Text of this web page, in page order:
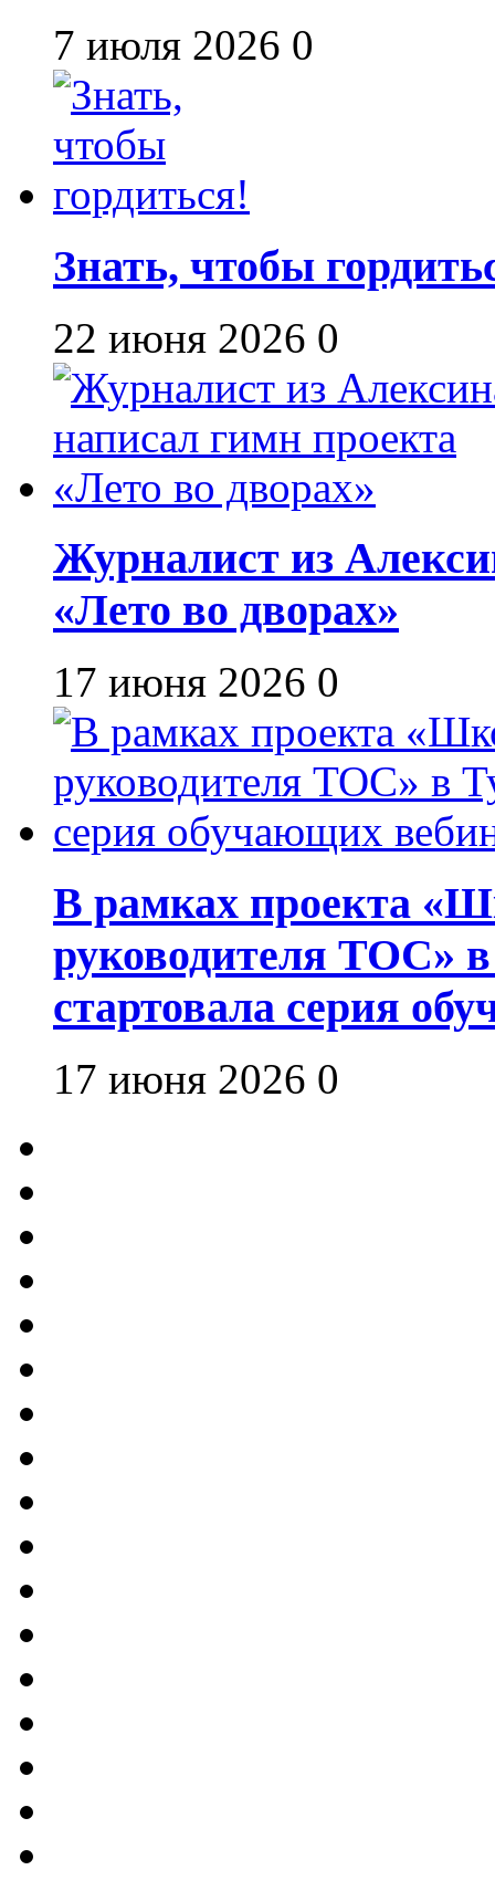
7 июля 2026 0
Знать, чтобы
22 июня 2026 0
Журналист из
«Лето во дворах»
17 июня 2026 0
В рамках проекта
руководителя ТОС»
стартовала серия
17 июня 2026 0